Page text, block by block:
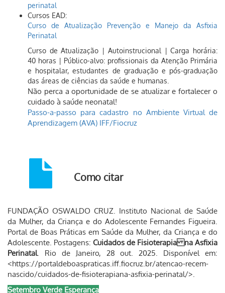
perinatal
Cursos EAD:
Curso de Atualização Prevenção e Manejo da Asfixia
Perinatal
Curso de Atualização | Autoinstrucional | Carga horária:
40 horas | Público-alvo: profissionais da Atenção Primária
e hospitalar, estudantes de graduação e pós-graduação
das áreas de ciências da saúde e humanas.
Não perca a oportunidade de se atualizar e fortalecer o
cuidado à saúde neonatal!
Passo-a-passo para cadastro no Ambiente Virtual de
Aprendizagem (AVA) IFF/Fiocruz
Como citar
FUNDAÇÃO OSWALDO CRUZ. Instituto Nacional de Saúde
da Mulher, da Criança e do Adolescente Fernandes Figueira.
Portal de Boas Práticas em Saúde da Mulher, da Criança e do
Adolescente. Postagens: Cuidados de Fisioterapia na Asfixia
Perinatal. Rio de Janeiro, 28 out. 2025. Disponível em:
<https://portaldeboaspraticas.iff.fiocruz.br/atencao-recem-
nascido/cuidados-de-fisioterapiana-asfixia-perinatal/>.
Setembro Verde Esperança